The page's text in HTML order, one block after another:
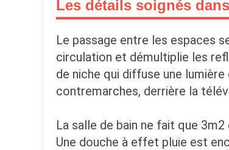
Les détails soignés
Le passage entre les espaces
circulation et démultiplie les
de niche qui diffuse une
contremarches, derrière la
La salle de bain ne fait que
Une douche à effet pluie est